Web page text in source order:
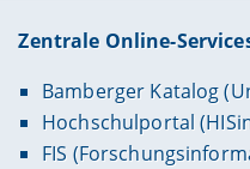
Zentrale Online-
Bamberger Katalog
Hochschulportal
FIS